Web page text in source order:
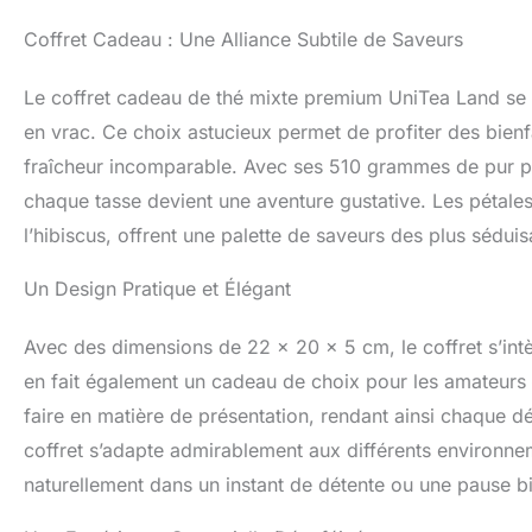
la joie. La
attrayant. Offrez
santé, allant du
est riche en
général. De
et gazeuses,
apporte non
revitalisants,
meilleure
transparent qui
préserve
vous enchanter
sa qualité
ingrédients pour
Coffret Cadeau : Une Alliance Subtile de Saveurs
Le coffret cadeau de thé mixte premium UniTea Land
en vrac. Ce choix astucieux permet de profiter des
fraîcheur incomparable. Avec ses 510 grammes de pur
chaque tasse devient une aventure gustative. Les
l’hibiscus, offrent une palette de saveurs des plus
Un Design Pratique et Élégant
Avec des dimensions de 22 x 20 x 5 cm, le coffret
en fait également un cadeau de choix pour les
faire en matière de présentation, rendant ainsi chaque
coffret s’adapte admirablement aux différents
naturellement dans un instant de détente ou une pause